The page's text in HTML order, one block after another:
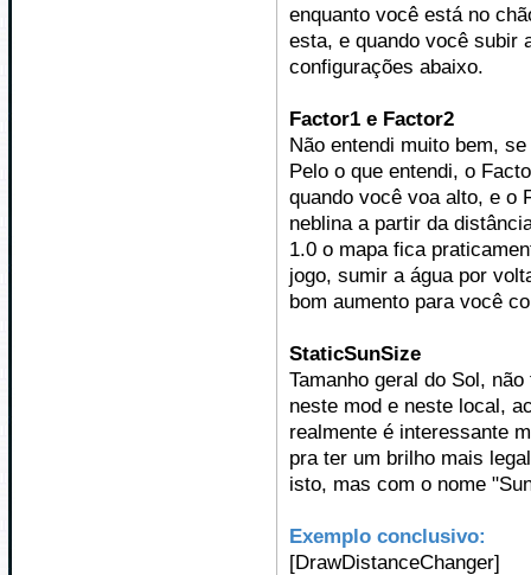
enquanto você está no
esta, e quando você subir
configurações abaixo.
Factor1 e Factor2
Não entendi muito bem,
Pelo o que entendi, o
quando você voa alto, e o
neblina a partir da
1.0 o mapa fica
jogo, sumir a água por
bom aumento para você
StaticSunSize
Tamanho geral do Sol,
neste mod e neste local,
realmente é interessante
pra ter um brilho mais
isto, mas com o nome
Exemplo conclusivo:
[DrawDistanceChanger]